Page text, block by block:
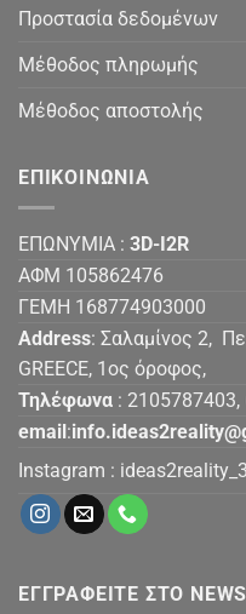
Προστασία δεδομένων
Μέθοδος πληρωμής
Μέθοδος αποστολής
ΕΠΙΚΟΙΝΩΝΙΑ
ΕΠΩΝΥΜΙΑ : 3D-I2R
ΑΦΜ 105862476
ΓΕΜΗ 168774903000
Address: Σαλαμίνος 2,
GREECE, 1ος όροφος,
Τηλέφωνα :
email:
Instagram :
ΕΓΓΡΑΦΕΙΤΕ ΣΤΟ